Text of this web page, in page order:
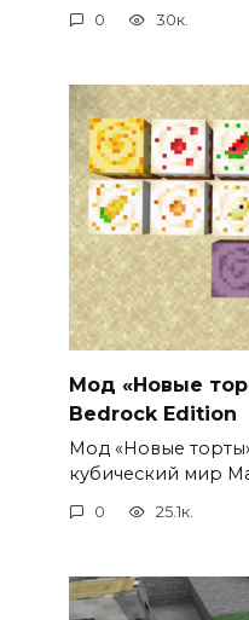
0 30к.
Мод «Новые
Bedrock Edition
Мод «Новые
кубический мир
0 25.1к.